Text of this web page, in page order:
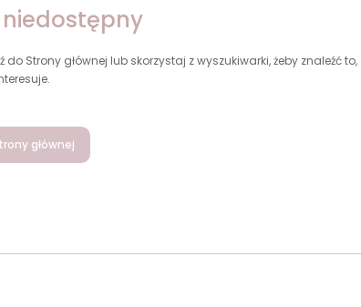
Strony głównej lub skorzystaj z wyszukiwarki, żeby znaleźć to,
głównej